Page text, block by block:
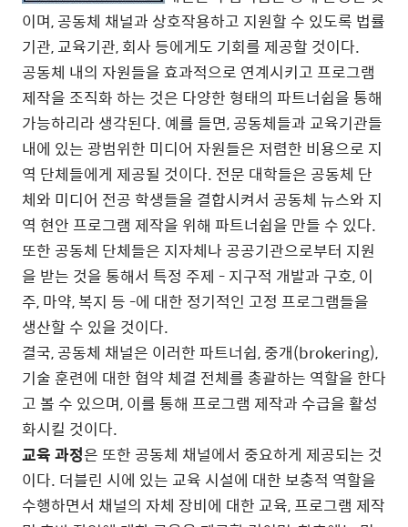
이며, 공동체 채널과 상호작용하고 지원할 수 있도록 법률
기관, 교육기관, 회사 등에게도 기회를 제공할 것이다.
공동체 내의 자원들을 효과적으로 연계시키고 프로그램
제작을 조직화 하는 것은 다양한 형태의 파트너쉽을 통해
가능하리라 생각된다. 예를 들면, 공동체들과 교육기관들
내에 있는 광범위한 미디어 자원들은 저렴한 비용으로 지
역 단체들에게 제공될 것이다. 전문 대학들은 공동체 단
체와 미디어 전공 학생들을 결합시켜서 공동체 뉴스와 지
역 현안 프로그램 제작을 위해 파트너쉽을 만들 수 있다.
또한 공동체 단체들은 지자체나 공공기관으로부터 지원
을 받는 것을 통해서 특정 주제 - 지구적 개발과 구호, 이
주, 마약, 복지 등 -에 대한 정기적인 고정 프로그램들을
생산할 수 있을 것이다.
결국, 공동체 채널은 이러한 파트너쉽, 중개(brokering),
기술 훈련에 대한 협약 체결 전체를 총괄하는 역할을 한다
고 볼 수 있으며, 이를 통해 프로그램 제작과 수급을 활성
화시킬 것이다.
교육 과정은 또한 공동체 채널에서 중요하게 제공되는 것
이다. 더블린 시에 있는 교육 시설에 대한 보충적 역할을
수행하면서 채널의 자체 장비에 대한 교육, 프로그램 제작